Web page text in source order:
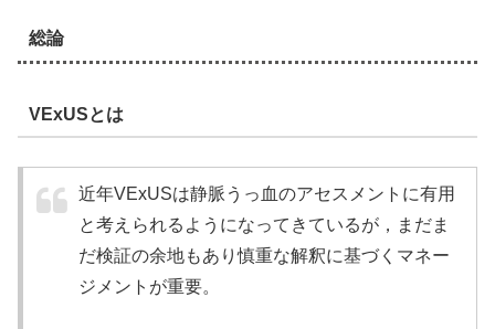
総論
VExUSとは
近年VExUSは静脈うっ血のアセスメントに有用
と考えられるようになってきているが，まだま
だ検証の余地もあり慎重な解釈に基づくマネー
ジメントが重要。